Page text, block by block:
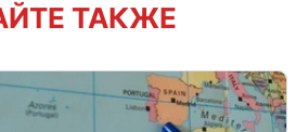
ТАКЖЕ